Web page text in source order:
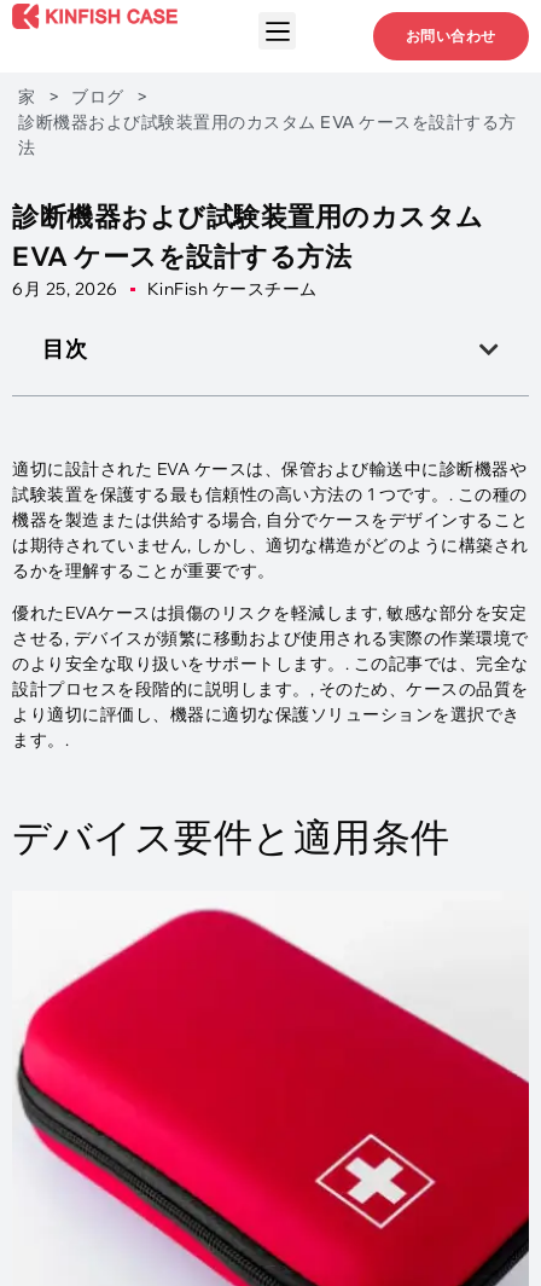
お問い合わせ
家 > ブログ
>
診断機器および試験装置用のカスタム EVA ケースを設計する方
法
診断機器および試験装置用のカスタム
EVA ケースを設計する方法
6月 25, 2026 KinFish ケースチーム
目次
適切に設計された EVA ケースは、保管および輸送中に診断機器や
試験装置を保護する最も信頼性の高い方法の 1 つです。. この種の
機器を製造または供給する場合, 自分でケースをデザインすること
は期待されていません, しかし、適切な構造がどのように構築され
るかを理解することが重要です。
優れたEVAケースは損傷のリスクを軽減します, 敏感な部分を安定
させる, デバイスが頻繁に移動および使用される実際の作業環境で
のより安全な取り扱いをサポートします。. この記事では、完全な
設計プロセスを段階的に説明します。, そのため、ケースの品質を
より適切に評価し、機器に適切な保護ソリューションを選択でき
ます。.
デバイス要件と適用条件